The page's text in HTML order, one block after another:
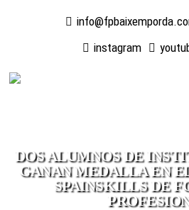
instagram
DOS ALUMNOS DE
GANAN MEDALLA EN
SPAINSKILLS DE